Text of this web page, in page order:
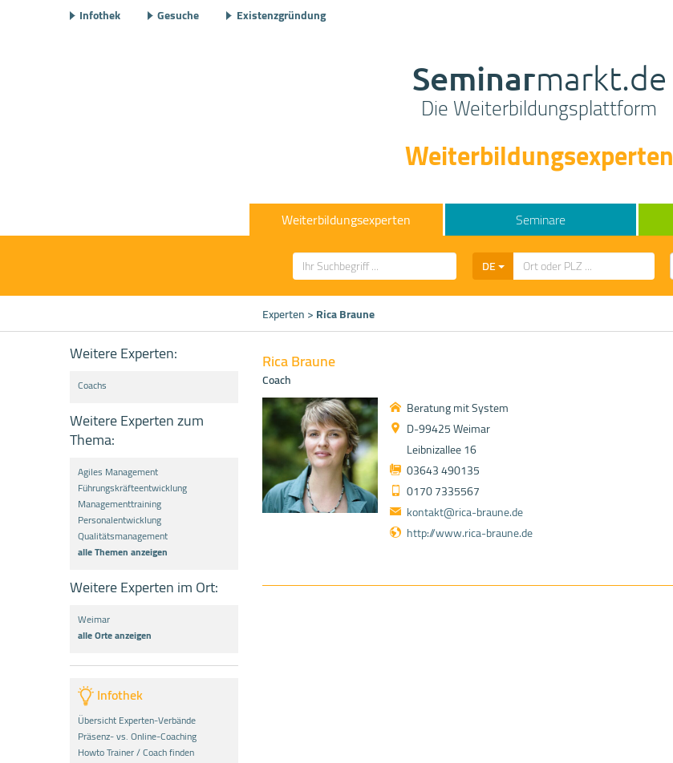
Infothek Gesuche Existenzgründung
Seminarmarkt.de
Die Weiterbildungsplattform
Weiterbildungsexperten
Weiterbildungsexperten Seminare
DE
Experten>Rica Braune
Weitere Experten:
Coachs
Weitere Experten zum
Thema:
Agiles Management
Führungskräfteentwicklung
Managementtraining
Personalentwicklung
Qualitätsmanagement
alle Themen anzeigen
Weitere Experten im Ort:
Weimar
alle Orte anzeigen
Infothek
Übersicht Experten-Verbände
Präsenz- vs. Online-Coaching
Howto Trainer / Coach finden
Rica Braune
Coach
Beratung mit System
D-99425 Weimar
Leibnizallee 16
03643 490135
0170 7335567
kontakt@rica-braune.de
http://www.rica-braune.de